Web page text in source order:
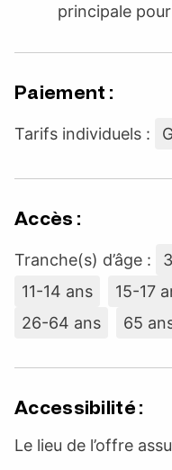
principale
Paiement :
Tarifs individuels :
Accès :
Tranche(s) d’âge :
11-14 ans
15-17
26-64 ans
65
Accessibilité :
Le lieu de l’offre